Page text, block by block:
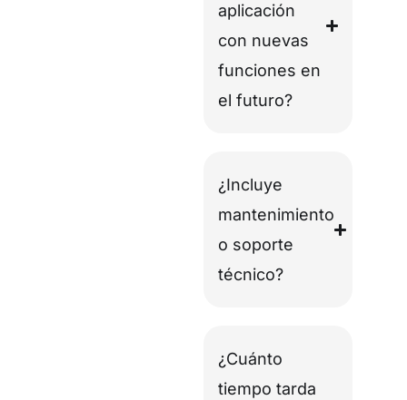
aplicación
con nuevas
funciones en
el futuro?
¿Incluye
mantenimiento
o soporte
técnico?
¿Cuánto
tiempo tarda